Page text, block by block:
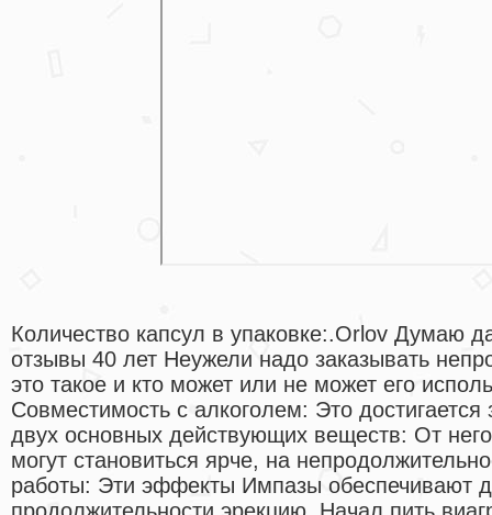
Количество капсул в упаковке:.Orlov Думаю
отзывы 40 лет Неужели надо заказывать
это такое и кто может или не может его
Совместимость с алкоголем: Это достигается
двух основных действующих веществ: От
могут становиться ярче, на
работы: Эти эффекты Импазы обеспечивают